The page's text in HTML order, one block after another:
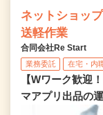
ネットショッ
送軽作業
合同会社Re Start
業務委託 在宅・内
【Wワーク歓迎
マアプリ出品の